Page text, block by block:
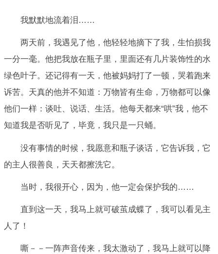
我默默地流着泪……
两天前，我遇见了他，他轻轻地摘下了我，生怕损我
一分一毫。他把我放在瓶子里，里面还有几片装饰性的水
绿色叶子。还记得有一天，他被妈妈打了一顿，哭着跑来
诉苦。天真的他并不知道：万物皆有生命，万物都可以像
他们一样：谈吐、说话、生活。他每天都来“哄”我，他不
知道我是否听见了，毕竟，我只是一只蛹。
没有事情的时候，我愿意和瓶子谈话，它告诉我，它
的主人很善良，天天都擦洗它。
当时，我很开心，因为，他一定会保护我的……
直到这一天，我马上就可破茧成蝶了，我可以看见主
人了！
嘶－－一阵声音传来，我太激动了，我马上就可以降